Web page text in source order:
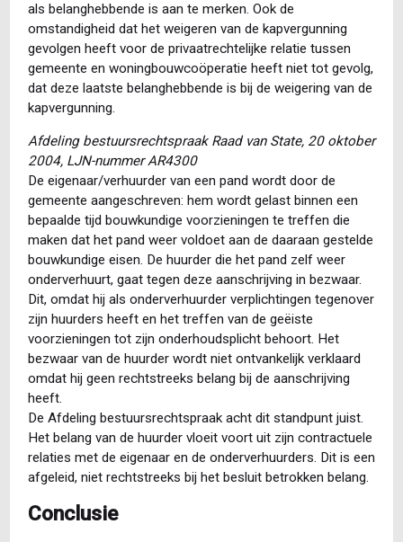
als belanghebbende is aan te merken. Ook de
omstandigheid dat het weigeren van de kapvergunning
gevolgen heeft voor de privaatrechtelijke relatie tussen
gemeente en woningbouwcoöperatie heeft niet tot gevolg,
dat deze laatste belanghebbende is bij de weigering van de
kapvergunning.
Afdeling bestuursrechtspraak Raad van State, 20 oktober
2004, LJN-nummer AR4300
De eigenaar/verhuurder van een pand wordt door de
gemeente aangeschreven: hem wordt gelast binnen een
bepaalde tijd bouwkundige voorzieningen te treffen die
maken dat het pand weer voldoet aan de daaraan gestelde
bouwkundige eisen. De huurder die het pand zelf weer
onderverhuurt, gaat tegen deze aanschrijving in bezwaar.
Dit, omdat hij als onderverhuurder verplichtingen tegenover
zijn huurders heeft en het treffen van de geëiste
voorzieningen tot zijn onderhoudsplicht behoort. Het
bezwaar van de huurder wordt niet ontvankelijk verklaard
omdat hij geen rechtstreeks belang bij de aanschrijving
heeft.
De Afdeling bestuursrechtspraak acht dit standpunt juist.
Het belang van de huurder vloeit voort uit zijn contractuele
relaties met de eigenaar en de onderverhuurders. Dit is een
afgeleid, niet rechtstreeks bij het besluit betrokken belang.
Conclusie